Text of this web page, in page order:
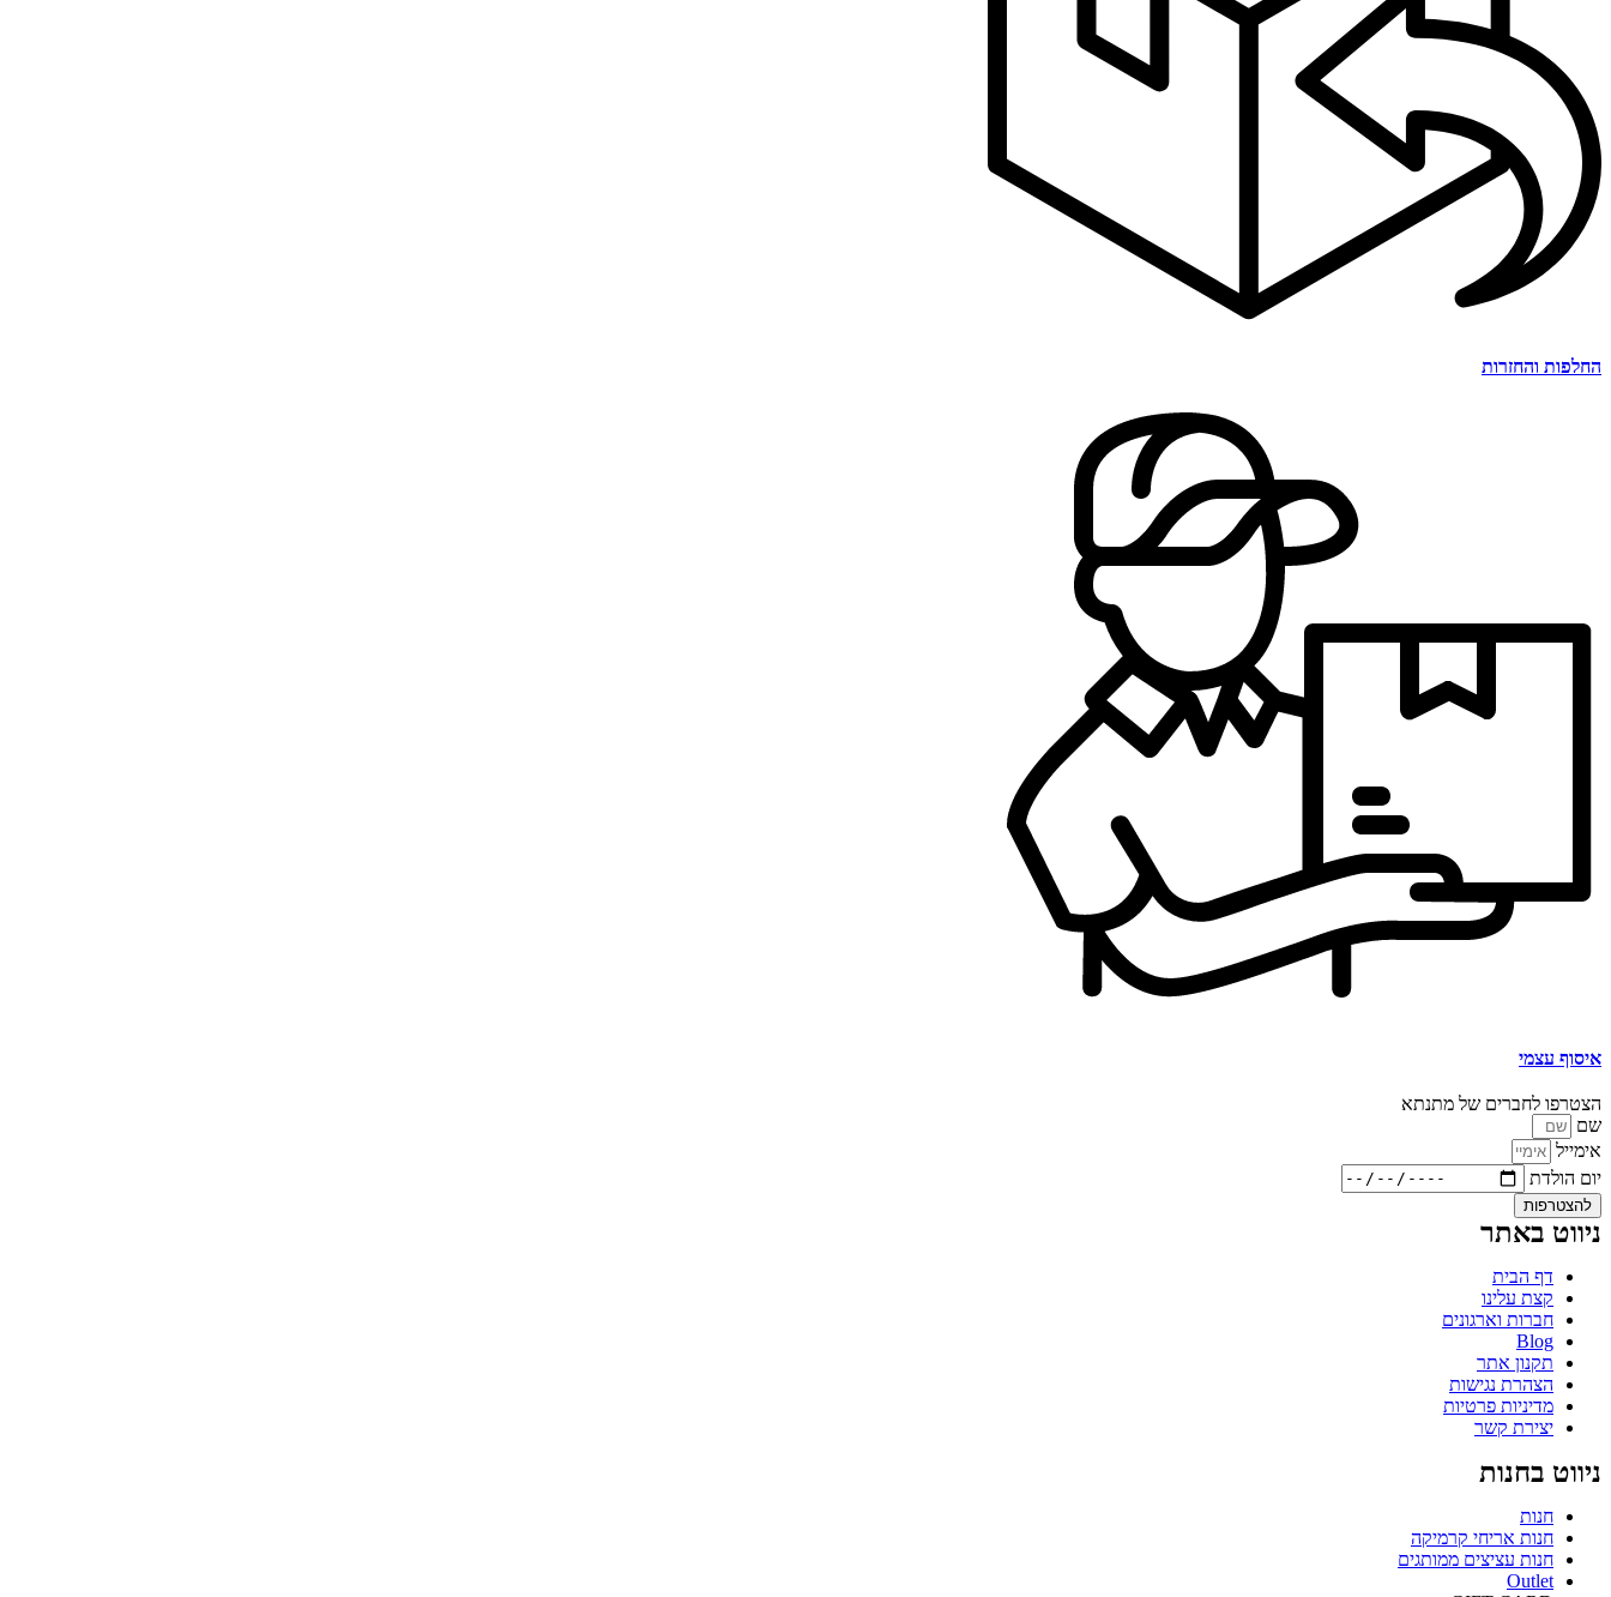
החלפות והחזרות
איסוף עצמי
הצטרפו לחברים של מתנתא
שם
אימייל
יום הולדת
להצטרפות
ניווט באתר
דף הבית
קצת עלינו
חברות וארגונים
Blog
תקנון אתר
הצהרת נגישות
מדיניות פרטיות
יצירת קשר
ניווט בחנות
חנות
חנות אריחי קרמיקה
חנות עציצים ממותגים
Outlet